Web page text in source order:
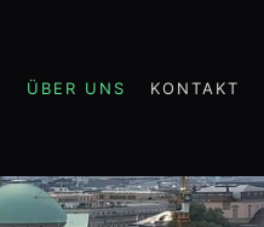
ÜBER UNS KONTAKT